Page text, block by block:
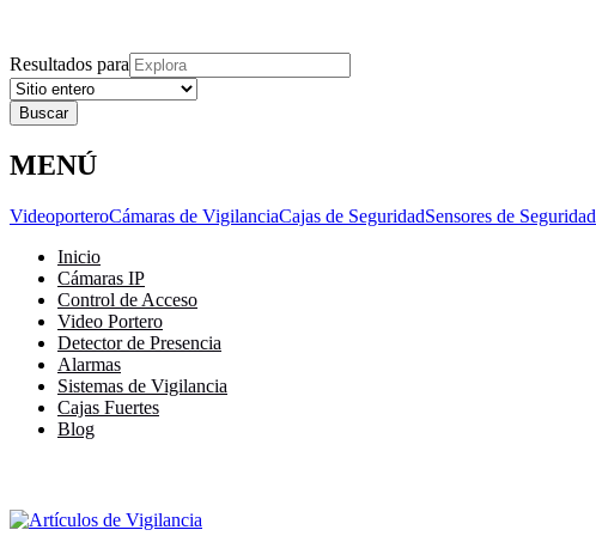
Resultados para
MENÚ
VideoporteroCámaras de VigilanciaCajas de SeguridadSensores de Seguridad
Inicio
Cámaras IP
Control de Acceso
Video Portero
Detector de Presencia
Alarmas
Sistemas de Vigilancia
Cajas Fuertes
Blog